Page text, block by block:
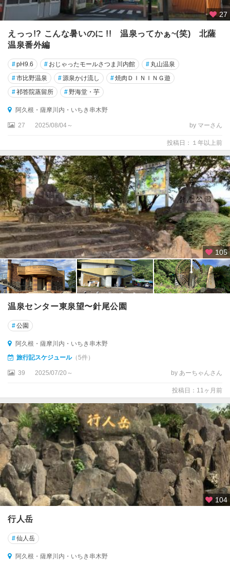
27
えっっ!? こんな暑いのに !! 温泉ってかぁ~(笑) 北薩
温泉番外編
#pH9.6 # おじゃったモールさつま川内館 # 丸山温泉
#市比野温泉 #源泉かけ流し #焼肉ＤＩＮＩＮＧ遊
#祁答院蒸留所 #野海堂・芋
阿久根・薩摩川内・いちき串木野
27 2025/08/04～ by マーさん
投稿日：１年以上前
105
温泉センター東泉望〜針尾公園
#公園
阿久根・薩摩川内・いちき串木野
旅行記スケジュール（5件）
39 2025/07/20～ by あーちゃんさん
投稿日：11ヶ月前
104
行人岳
#仙人岳
阿久根・薩摩川内・いちき串木野